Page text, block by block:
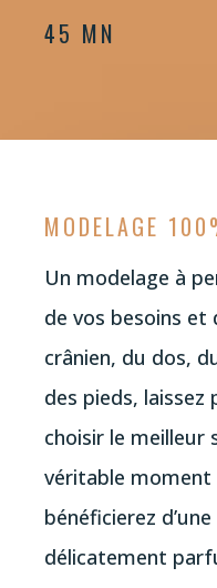
45 MN
MODELAGE
Un modelage à
de vos besoins et
crânien, du dos,
des pieds,
choisir le meilleur
véritable
bénéficierez
délicatement